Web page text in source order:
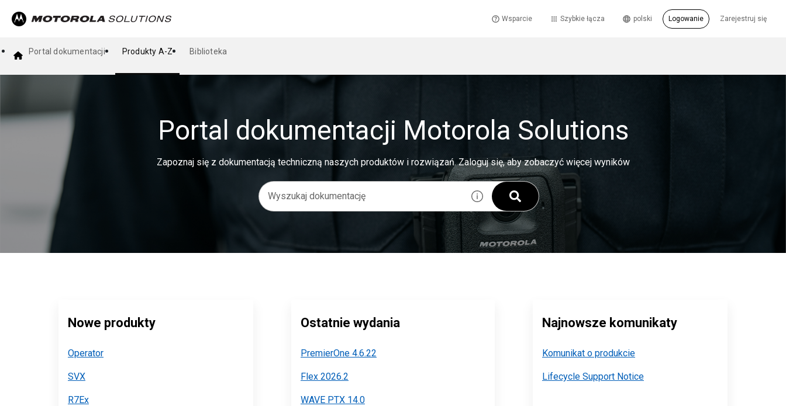
Wsparcie Szybkie łącza Zarejestruj się
polski Logowanie
Portal dokumentacji Produkty A-Z Biblioteka
Portal dokumentacji Motorola Solutions
Zapoznaj się z dokumentacją techniczną naszych produktów i rozwiązań.Zaloguj się, aby zobaczyć więcej wyników
Nowe produkty
Operator
SVX
R7Ex
Ostatnie wydania
PremierOne 4.6.22
Flex 2026.2
WAVE PTX 14.0
Najnowsze komunikaty
Komunikat o produkcie
Lifecycle Support Notice